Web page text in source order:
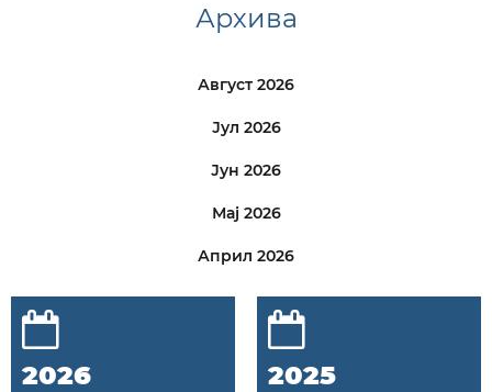
Архива
Август 2026
Јул 2026
Јун 2026
Мај 2026
Април 2026
2026 2025